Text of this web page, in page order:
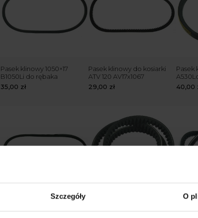
Szczegóły O
Pasek klinowy 1050×17
B1050Li do rębaka
35,00 zł
Pasek klinowy do kosiarki
ATV 120 AV17x1067
29,00 zł
Pasek
40,00
17x965mm B965Li
AGF180 BX1020Li 4Farmer